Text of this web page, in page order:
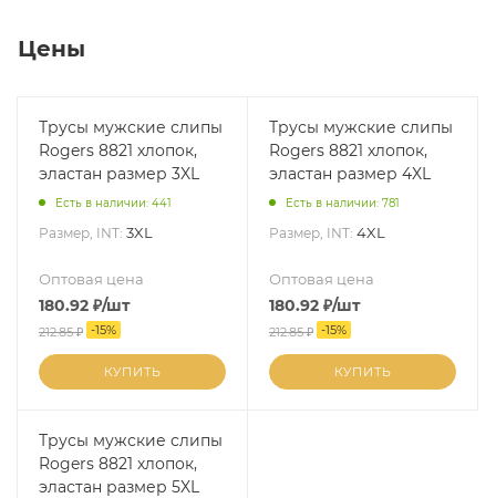
Цены
Трусы мужские слипы
Rogers 8821 хлопок,
эластан размер 3XL
Есть в наличии: 441
Размер, INT: 3XL
Оптовая цена
180.92 ₽/шт
212.85₽ -15%
КУПИТЬ
Трусы мужские слипы
Rogers 8821 хлопок,
эластан размер 4XL
Есть в наличии: 781
Размер, INT: 4XL
Оптовая цена
180.92 ₽/шт
212.85₽ -15%
КУПИТЬ
Трусы мужские слипы
Rogers 8821 хлопок,
эластан размер 5XL